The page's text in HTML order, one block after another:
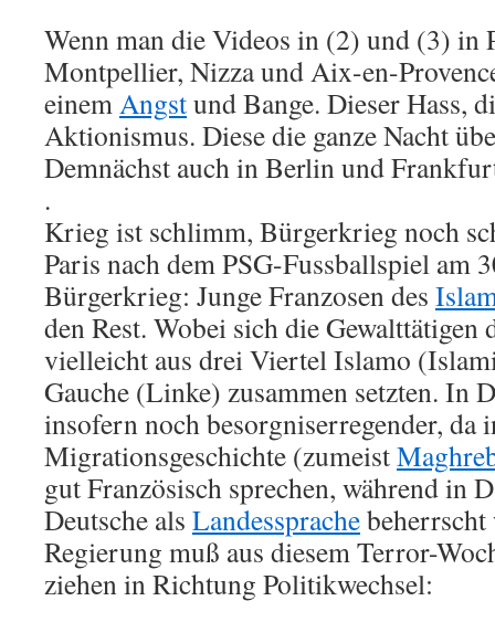
Wenn man die Videos in (2) und (3) in
Montpellier, Nizza und Aix-en-
einemAngstund Bange. Dieser Hass,
Aktionismus. Diese die ganze Nacht
Demnächst auch in Berlin und
.
Krieg ist schlimm, Bürgerkrieg noch
Paris nach dem PSG-Fussballspiel am
Bürgerkrieg: Junge Franzosen des
den Rest. Wobei sich die Gewalttätigen
vielleicht aus drei Viertel Islamo
Gauche (Linke) zusammen setzten. In
insofern noch besorgniserregender, da
Migrationsgeschichte (zumeist
gut Französisch sprechen, während in
Deutsche als Landessprache
Regierung muß aus diesem Terror-
ziehen in Richtung Politikwechsel: